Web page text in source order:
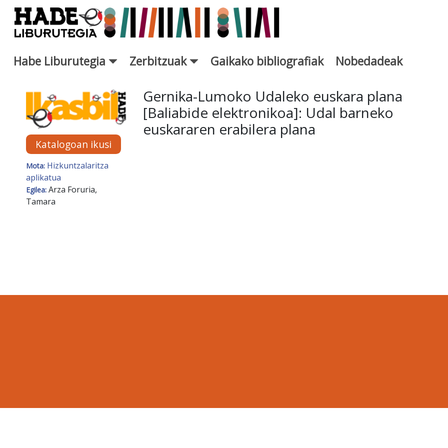
Eduki nagusira joan
Habe Liburutegia Zerbitzuak Gaikako bibliografiak Nobedadeak
Eskuratu berriak Fitxa - Liburutegia
Katalogoan ikusi
Mota: Hizkuntzalaritza
aplikatua
Egilea: Arza Foruria,
Tamara
Gernika-Lumoko Udaleko euskara plana
[Baliabide elektronikoa]: Udal barneko
euskararen erabilera plana